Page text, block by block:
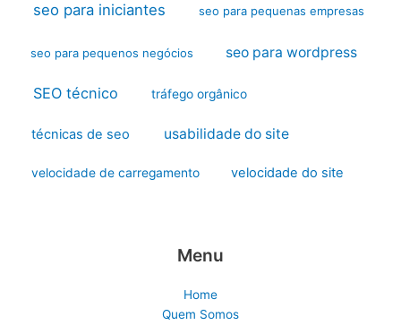
seo para iniciantes seo para pequenas empresas
seo para pequenos negócios seo para wordpress
SEO técnico tráfego orgânico
técnicas de seo usabilidade do site
velocidade de carregamento velocidade do site
Menu
Home
Quem Somos